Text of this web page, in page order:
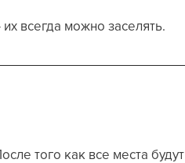
всегда можно заселять.
того как все места будут